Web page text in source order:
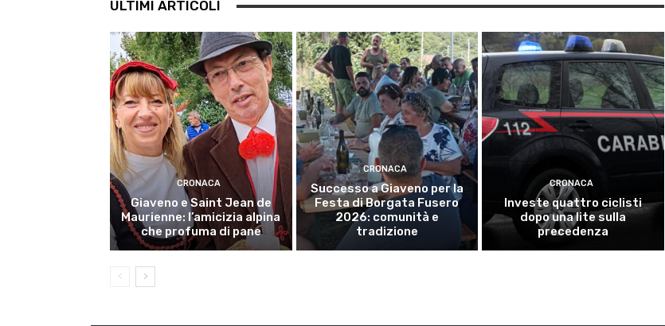
ULTIMI ARTICOLI
CRONACA
Giaveno e Saint Jean de
Maurienne: l’amicizia alpina
che profuma di pane
CRONACA
Successo a Giaveno per la
Festa di Borgata Fusero
2026: comunità e
tradizione
CRONACA
Investe quattro ciclisti
dopo una lite sulla
precedenza